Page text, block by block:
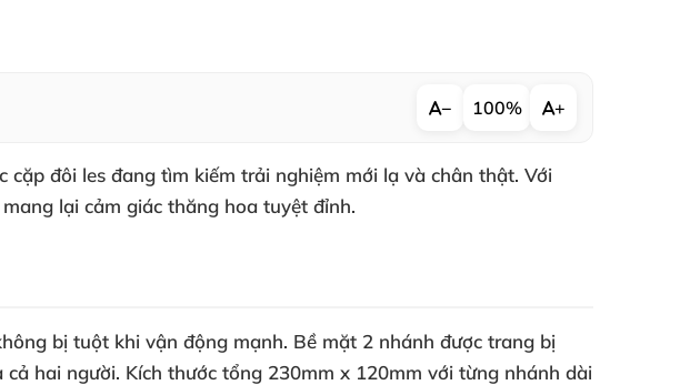
− 100% +
đôi les đang tìm kiếm trải nghiệm mới lạ và chân thật. Với
lại cảm giác thăng hoa tuyệt đỉnh.
bị tuột khi vận động mạnh. Bề mặt 2 nhánh được trang bị
hai người. Kích thước tổng 230mm x 120mm với từng nhánh dài